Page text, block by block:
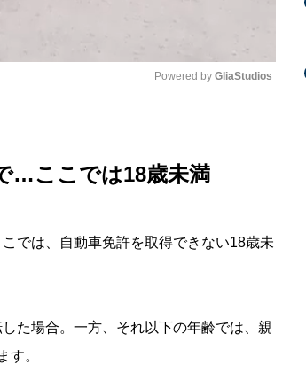
t
Powered by GliaStudios
…ここでは18歳未満
では、自動車免許を取得できない18歳未
た場合。一方、それ以下の年齢では、親
す。